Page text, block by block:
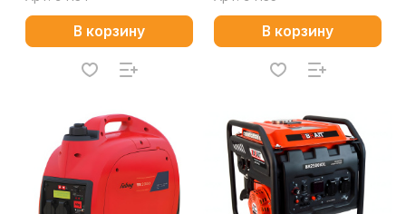
В корзину В корзину